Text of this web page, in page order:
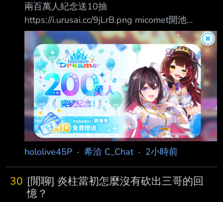
兩百萬人紀念送10抽
https://i.urusai.cc/9jLrB.png micomet開池
https://i.urusai.cc/DF2GV.png 緊急課金1990以
示尊重 （媽的差點抽乾沒出35，嚇死我了==）
（星街穿太保守沒扣打抽了==）
https://i.urusai.cc/UtRqd.png
https://i.urusai.cc/dxEvu.png
https://i.urusai.cc/6KWyW.png 61抽只有2個5
星，還好第二張沒歪QQ 另外多個2500鑽有償
池，保底
hololive45P · 希洽 C_Chat· 2小時前
30 [閒聊] 炎柱當初怎麼沒有砍出三哥的回
憶？